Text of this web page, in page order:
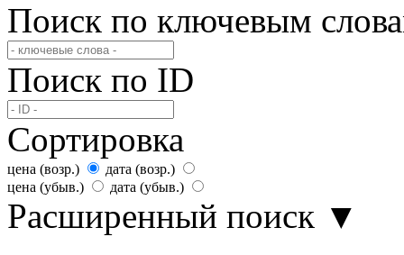
Поиск по ключевым
Поиск по ID
Сортировка
цена (возр.)
дата (возр.)
цена (убыв.)
дата (убыв.)
Расширенный поиск ▼